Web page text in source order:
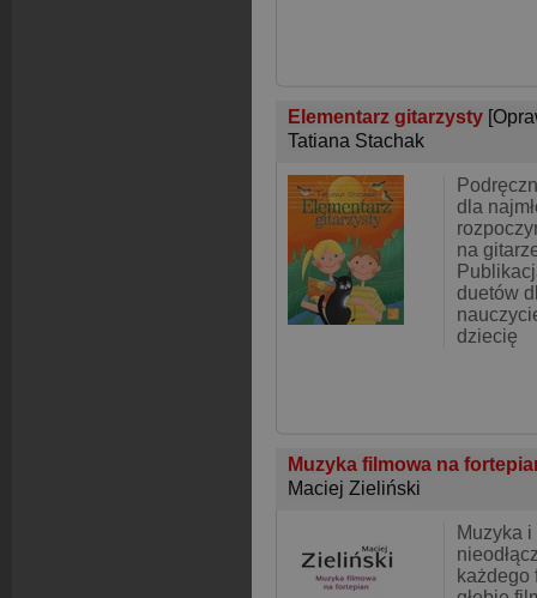
Elementarz gitarzysty
Tatiana Stachak
dla
na
duetów
dziecię
Muzyka filmowa na
Maciej Zieliński
Muzyka
każdego